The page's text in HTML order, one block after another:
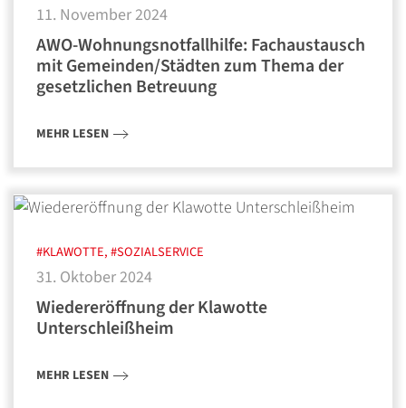
11. November 2024
AWO-Wohnungsnotfallhilfe: Fachaustausch
mit Gemeinden/Städten zum Thema der
gesetzlichen Betreuung
MEHR LESEN
#KLAWOTTE, #SOZIALSERVICE
31. Oktober 2024
Wiedereröffnung der Klawotte
Unterschleißheim
MEHR LESEN